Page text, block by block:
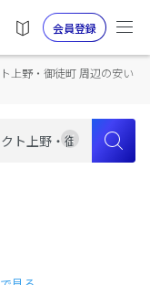
会員登録
上野・御徒町 周辺の安い